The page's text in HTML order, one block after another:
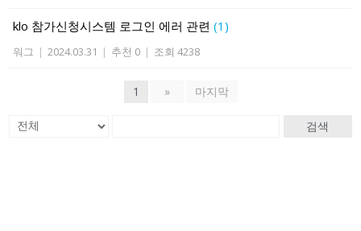
klo 참가신청시스템 로그인 에러 관련(1)
워그 | 2024.03.31 | 추천 0 | 조회 4238
1 » 마지막
검색